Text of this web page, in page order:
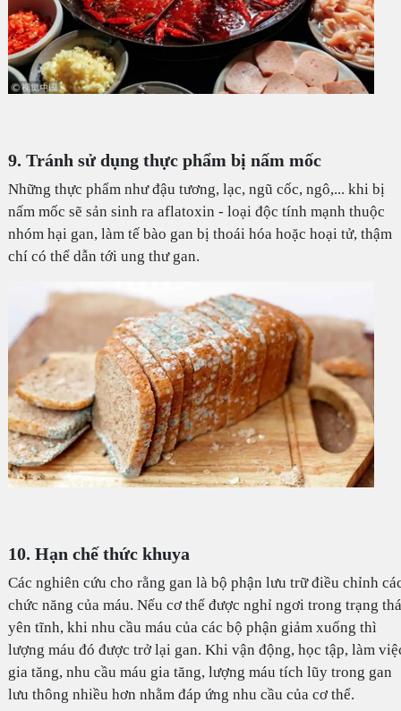
9. Tránh sử dụng thực phẩm bị nấm mốc
Những thực phẩm như đậu tương, lạc, ngũ cốc, ngô,... khi bị
nấm mốc sẽ sản sinh ra aflatoxin - loại độc tính mạnh thuộc
nhóm hại gan, làm tế bào gan bị thoái hóa hoặc hoại tử, thậm
chí có thể dẫn tới ung thư gan.
10. Hạn chế thức khuya
Các nghiên cứu cho rằng gan là bộ phận lưu trữ điều chỉnh
chức năng của máu. Nếu cơ thể được nghỉ ngơi trong trạng
yên tĩnh, khi nhu cầu máu của các bộ phận giảm xuống thì
lượng máu đó được trở lại gan. Khi vận động, học tập, làm
gia tăng, nhu cầu máu gia tăng, lượng máu tích lũy trong gan
lưu thông nhiều hơn nhằm đáp ứng nhu cầu của cơ thể.